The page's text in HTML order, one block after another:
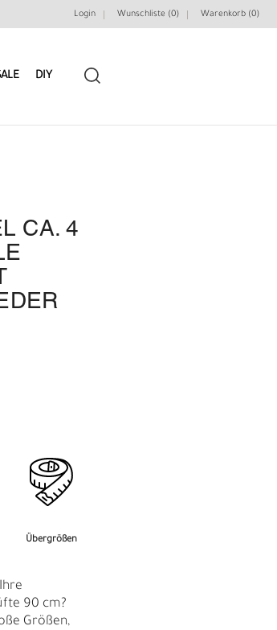
Login Wunschliste (0) Warenkorb (0)
DIY
CA. 4
Übergrößen
90 cm?
Größen,